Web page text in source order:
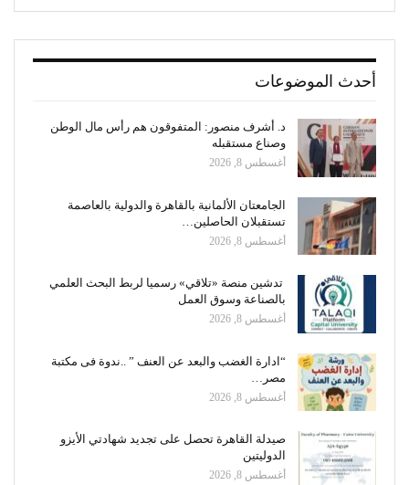
أحدث الموضوعات
د. أشرف منصور: المتفوقون هم رأس مال الوطن
وصناع مستقبله
أغسطس 8, 2026
الجامعتان الألمانية بالقاهرة والدولية بالعاصمة
تستقبلان الحاصلين…
أغسطس 8, 2026
تدشين منصة «تلاقي» رسميا لربط البحث العلمي
بالصناعة وسوق العمل
أغسطس 8, 2026
“ادارة الغضب والبعد عن العنف ” ..ندوة فى مكتبة
مصر…
أغسطس 8, 2026
صيدلة القاهرة تحصل على تجديد شهادتي الأيزو
الدوليتين
أغسطس 8, 2026